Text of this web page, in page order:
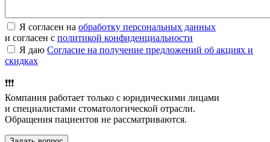
Я согласен на обработку персональных данных
и согласен с политикой конфиденциальности
Я даю Согласие на получение предложений об акциях и
скидках
❗️❗️❗️
Компания работает только с юридическими лицами
и специалистами стоматологической отрасли.
Обращения пациентов не рассматриваются.